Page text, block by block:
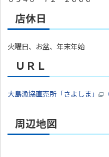
店休日
火曜日、お盆、年末年始
ＵＲＬ
大島漁協直売所「さよしま」
周辺地図